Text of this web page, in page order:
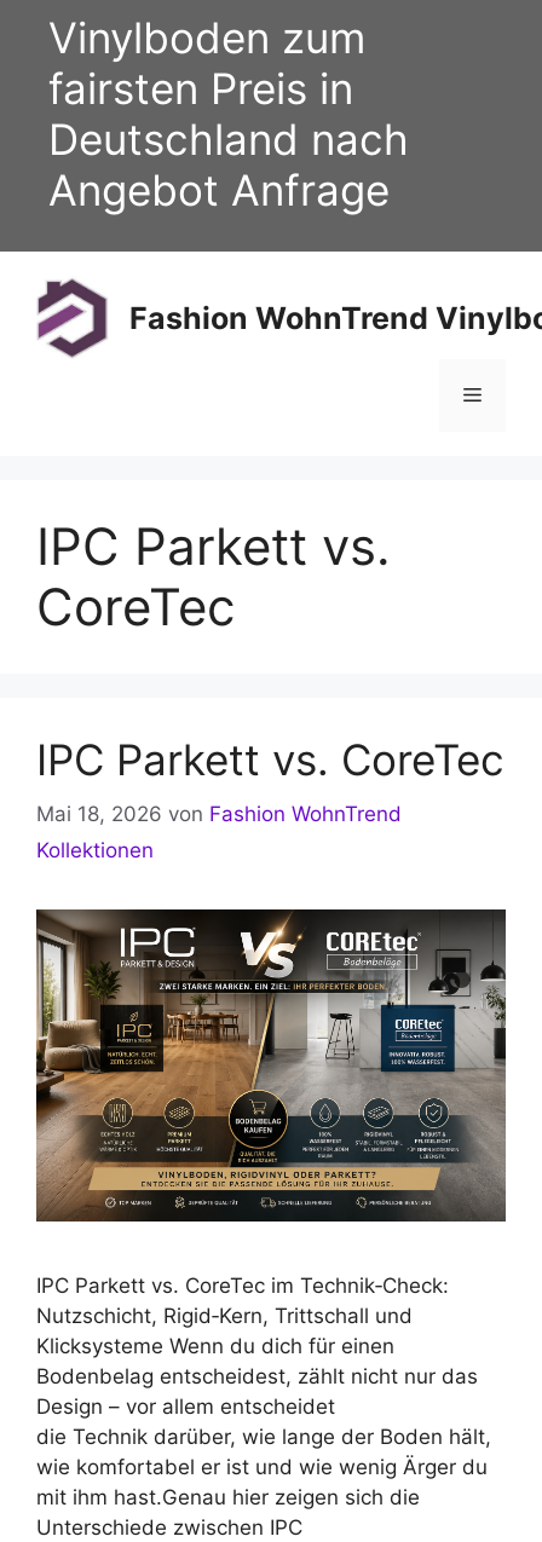
springen
Vinylboden zum
fairsten Preis in
Deutschland nach
Angebot Anfrage
Fashion WohnTrend
Menü
IPC Parkett vs.
CoreTec
IPC Parkett vs. CoreTec
Mai 18, 2026 von Fashion WohnTrend
Kollektionen
IPC Parkett vs. CoreTec im Technik‑Check:
Nutzschicht, Rigid‑Kern, Trittschall und
Klicksysteme Wenn du dich für einen
Bodenbelag entscheidest, zählt nicht nur das
Design – vor allem entscheidet
die Technik darüber, wie lange der Boden hält,
wie komfortabel er ist und wie wenig Ärger du
mit ihm hast.Genau hier zeigen sich die
Unterschiede zwischen IPC